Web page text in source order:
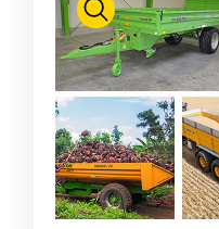
FAN SHOP
PARTS BOOK